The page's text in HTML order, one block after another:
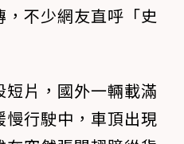
不少網友直呼「史
片，國外一輛載滿
行駛中，車頂出現